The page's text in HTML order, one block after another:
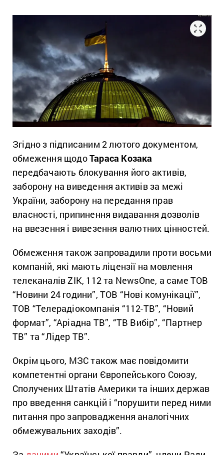
Згідно з підписаним 2 лютого документом,
обмеження щодоТараса Козака
передбачають блокування його активів,
заборону на виведення активів за межі
України, заборону на передання прав
власності, припинення видавання дозволів
на ввезення і вивезення валютних цінностей.
Обмеження також запровадили проти восьми
компаній, які мають ліцензії на мовлення
телеканалів ZIK, 112 та NewsOne, а саме ТОВ
“Новини 24 години”, ТОВ “Нові комунікації”,
ТОВ “Телерадіокомпанія “112-ТВ”, “Новий
формат”, “Аріадна ТВ”, “ТВ Вибір”, “Партнер
ТВ” та “Лідер ТВ”.
Окрім цього, МЗС також має повідомити
компетентні органи Європейського Союзу,
Сполучених Штатів Америки та інших держав
про введення санкцій і “порушити перед ними
питання про запровадження аналогічних
обмежувальних заходів”.